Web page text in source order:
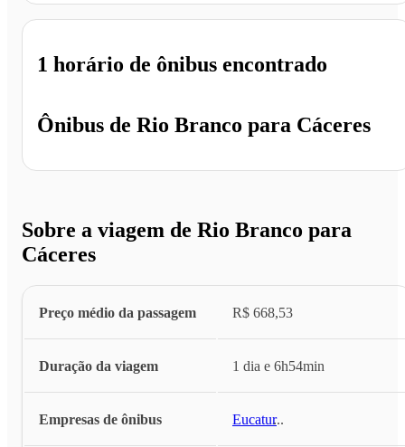
Ônibus de Rio Branco para Cáceres
1 horário de ônibus encontrado
Sobre a viagem de Rio Branco para
Cáceres
Preço médio da passagem R$ 668,53
Duração da viagem 1 dia e 6h54min
Empresas de ônibus Eucatur...